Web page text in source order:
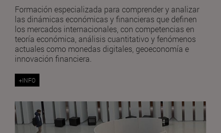
Formación especializada para comprender y analizar
las dinámicas económicas y financieras que definen
los mercados internacionales, con competencias en
teoría económica, análisis cuantitativo y fenómenos
actuales como monedas digitales, geoeconomía e
innovación financiera.
+INFO